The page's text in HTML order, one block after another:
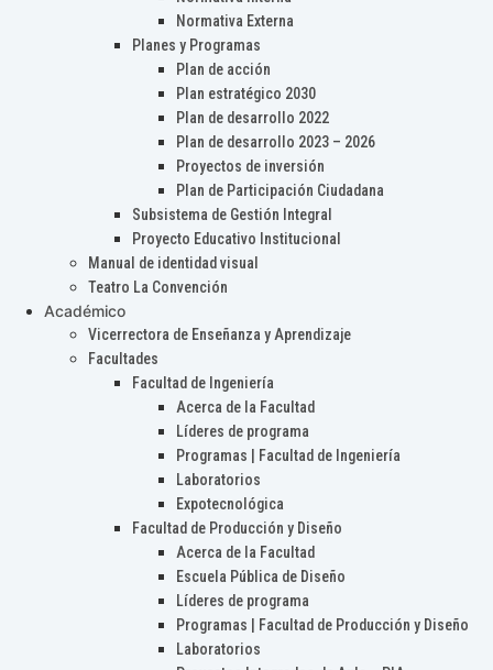
Normativa Externa
Planes y Programas
Plan de acción
Plan estratégico 2030
Plan de desarrollo 2022
Plan de desarrollo 2023 – 2026
Proyectos de inversión
Plan de Participación Ciudadana
Subsistema de Gestión Integral
Proyecto Educativo Institucional
Manual de identidad visual
Teatro La Convención
Académico
Vicerrectora de Enseñanza y Aprendizaje
Facultades
Facultad de Ingeniería
Acerca de la Facultad
Líderes de programa
Programas | Facultad de Ingeniería
Laboratorios
Expotecnológica
Facultad de Producción y Diseño
Acerca de la Facultad
Escuela Pública de Diseño
Líderes de programa
Programas | Facultad de Producción y Diseño
Laboratorios